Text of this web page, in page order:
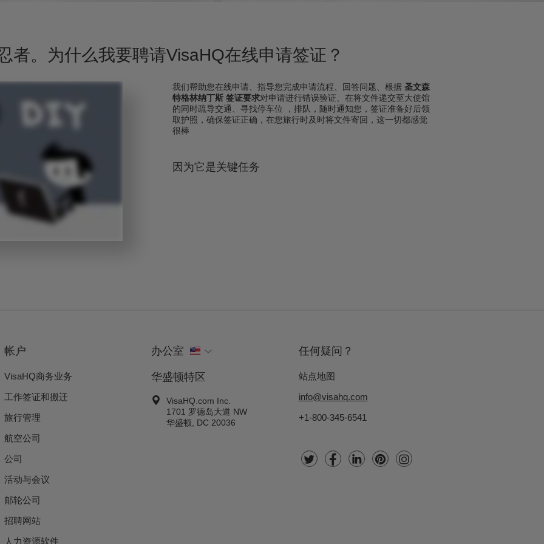
者。为什么我要聘请VisaHQ在线申请签证？
我们帮助您在线申请、指导您完成申请流程、回答问题、根据 圣文森
特格林纳丁斯 签证要求对申请进行错误验证、在将文件递交至大使馆
的同时疏导交通、寻找停车位 ，排队，随时通知您，签证准备好后领
取护照，确保签证正确，在您旅行时及时将文件寄回，这一切都感觉
很棒
因为它是关键任务
帐户
VisaHQ商务业务
工作签证和搬迁
旅行管理
航空公司
公司
活动与会议
邮轮公司
招聘网站
人力资源软件
办公室
华盛顿特区
VisaHQ.com Inc.
1701 罗德岛大道 NW
华盛顿
DC 20036
任何疑问？
站点地图
info@visahq.com
+1-800-345-6541